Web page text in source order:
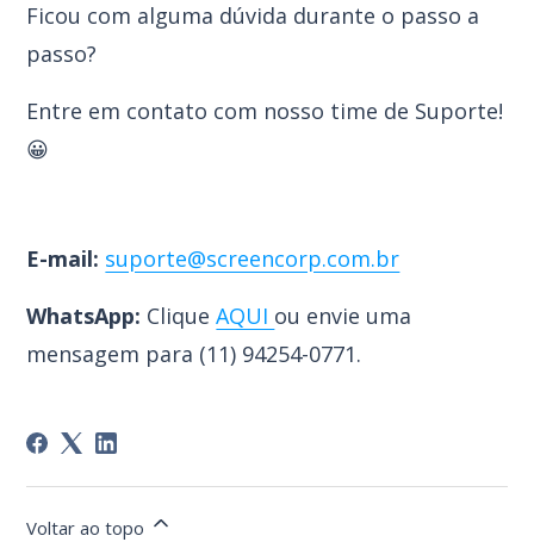
Ficou com alguma dúvida durante o passo a
passo?
Entre em contato com nosso time de Suporte!
😀
E-mail: suporte@screencorp.com.br
WhatsApp: CliqueAQUI ou envie uma
mensagem para (11) 94254-0771.
Voltar ao topo